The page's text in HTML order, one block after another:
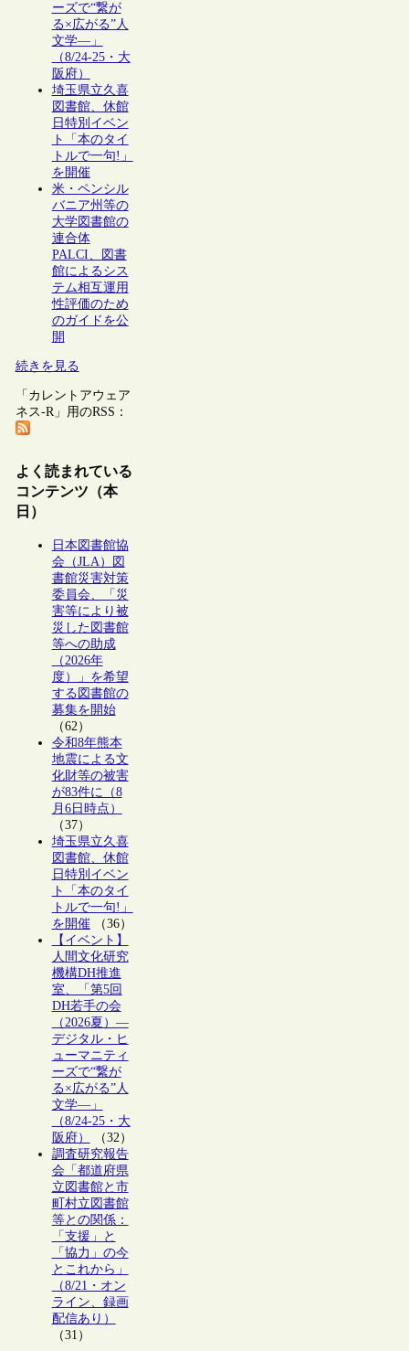
ーズで“繋が
る×広がる”人
文学―」
（8/24-25・大
阪府）
埼玉県立久喜
図書館、休館
日特別イベン
ト「本のタイ
トルで一句!」
を開催
米・ペンシル
バニア州等の
大学図書館の
連合体
PALCI、図書
館によるシス
テム相互運用
性評価のため
のガイドを公
開
続きを見る
「カレントアウェア
ネス-R」用のRSS：
よく読まれている
コンテンツ（本
日）
日本図書館協
会（JLA）図
書館災害対策
委員会、「災
害等により被
災した図書館
等への助成
（2026年
度）」を希望
する図書館の
募集を開始
（62）
令和8年熊本
地震による文
化財等の被害
が83件に（8
月6日時点）
（37）
埼玉県立久喜
図書館、休館
日特別イベン
ト「本のタイ
トルで一句!」
を開催（36）
【イベント】
人間文化研究
機構DH推進
室、「第5回
DH若手の会
（2026夏）―
デジタル・ヒ
ューマニティ
ーズで“繋が
る×広がる”人
文学―」
（8/24-25・大
阪府）
（32）
調査研究報告
会「都道府県
立図書館と市
町村立図書館
等との関係：
「支援」と
「協力」の今
とこれから」
（8/21・オン
ライン、録画
配信あり）
（31）